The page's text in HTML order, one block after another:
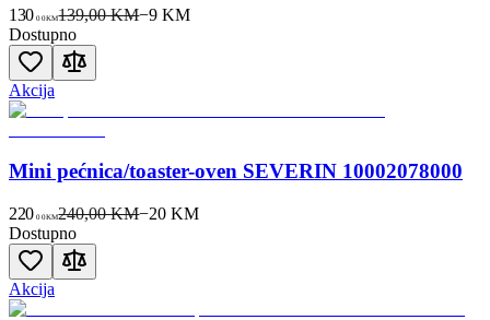
130 00KM139,00 KM−9 KM
Dostupno
Akcija
Mini pećnica/toaster-oven SEVERIN 10002078000
220 00KM240,00 KM−20 KM
Dostupno
Akcija